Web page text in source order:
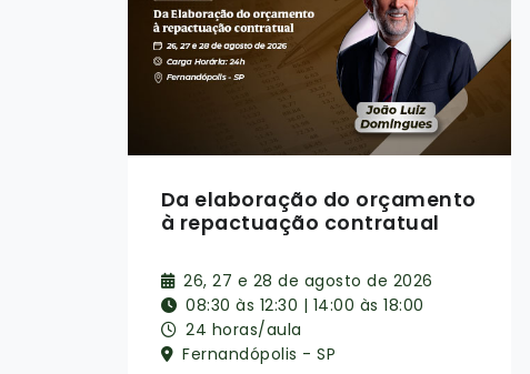
SRP e Credenciamento
08:30 às 12:30
16 horas/aula
Online ao Vivo